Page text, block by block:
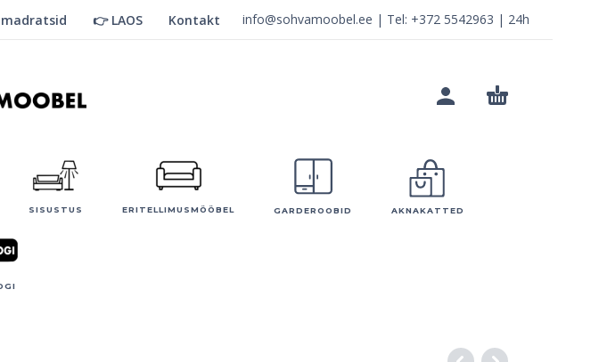
👉 LAOS Kontakt info@sohvamoobel.ee | Tel: +372 5542963 | 24h
SISUSTUS ERITELLIMUSMÖÖBEL GARDEROOBID AKNAKATTED